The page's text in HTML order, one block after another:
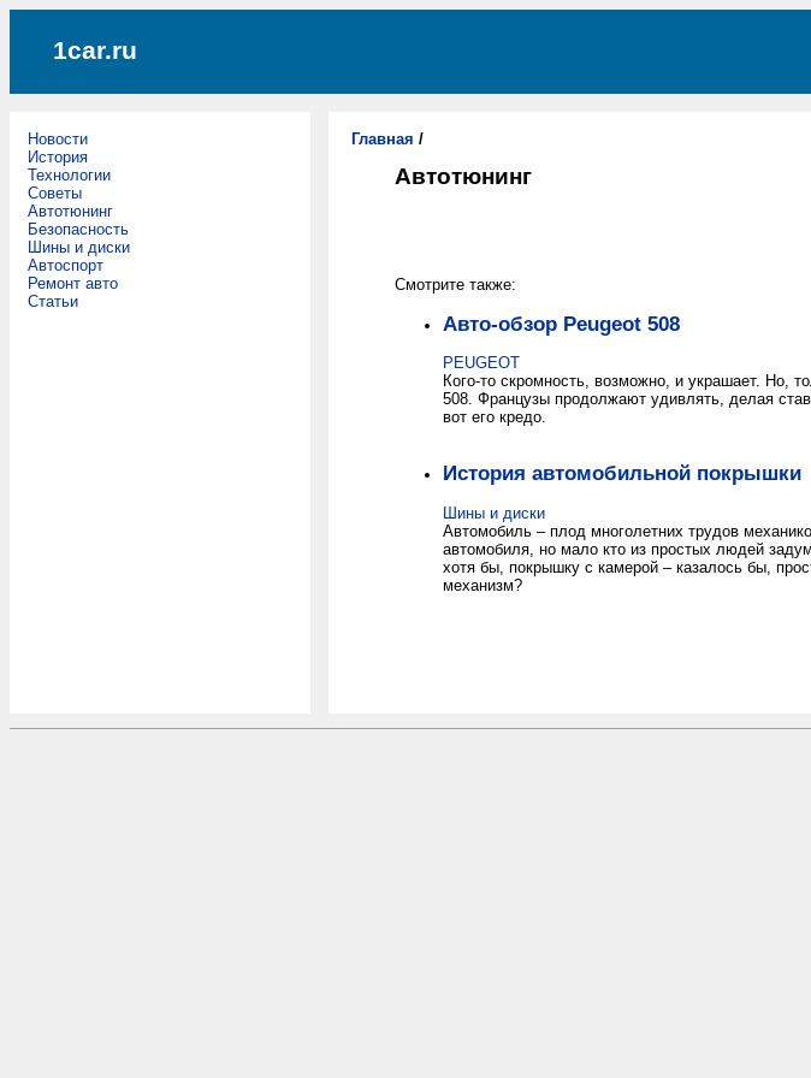
1car.ru
Новости
История
Технологии
Советы
Автотюнинг
Безопасность
Шины и диски
Автоспорт
Ремонт авто
Статьи
Главная /
Автотюнинг
Смотрите также:
Авто-обзор Peugeot 508
PEUGEOT
Кого-то скромность, возможно, и украшает. Но,
508. Французы продолжают удивлять, делая
вот его кредо.
История автомобильной покрышки
Шины и диски
Автомобиль – плод многолетних трудов
автомобиля, но мало кто из простых людей
хотя бы, покрышку с камерой – казалось бы,
механизм?